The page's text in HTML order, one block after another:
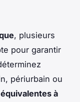
, plusieurs
pour garantir
périurbain ou
à